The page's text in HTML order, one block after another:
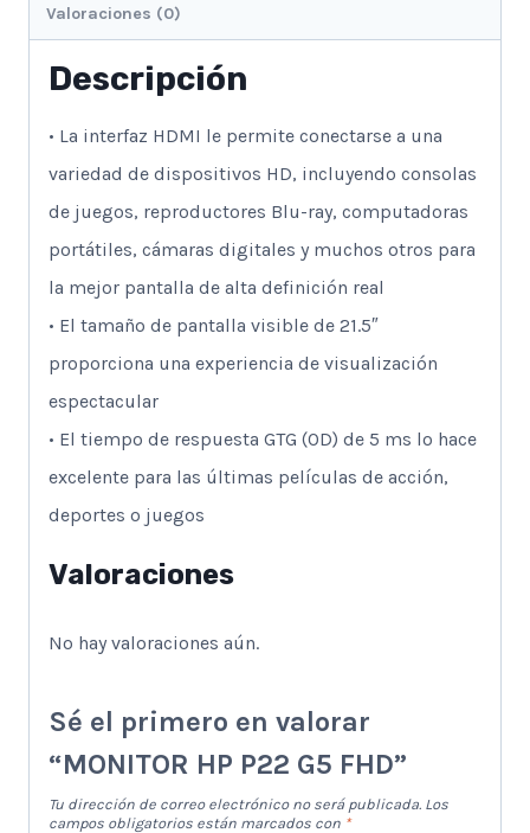
Valoraciones (0)
Descripción
• La interfaz HDMI le permite conectarse a una
variedad de dispositivos HD, incluyendo consolas
de juegos, reproductores Blu-ray, computadoras
portátiles, cámaras digitales y muchos otros para
la mejor pantalla de alta definición real
• El tamaño de pantalla visible de 21.5″
proporciona una experiencia de visualización
espectacular
• El tiempo de respuesta GTG (OD) de 5 ms lo hace
excelente para las últimas películas de acción,
deportes o juegos
Valoraciones
No hay valoraciones aún.
Sé el primero en valorar
“MONITOR HP P22 G5 FHD”
Tu dirección de correo electrónico no será publicada. Los
campos obligatorios están marcados con *